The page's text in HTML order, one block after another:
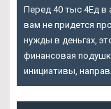
Перед 40 тыс 4Ед в
вам не придется
нужды в деньгах,
финансовая
инициативы,